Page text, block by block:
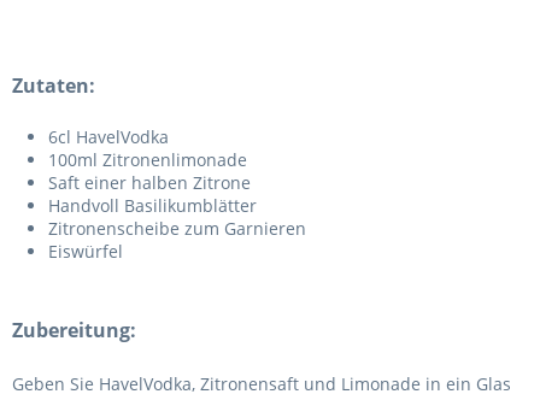
Zutaten:
6cl HavelVodka
100ml Zitronenlimonade
Saft einer halben Zitrone
Handvoll Basilikumblätter
Zitronenscheibe zum Garnieren
Eiswürfel
Zubereitung:
Geben Sie HavelVodka, Zitronensaft und Limonade in ein Glas